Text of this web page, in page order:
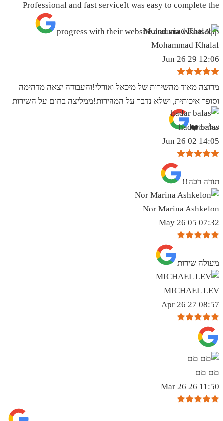
Professional and fast serviceIt was easy to complete the
progress with their website and via WhatsApp
Mohammad Khalaf
12:06 29 Jun 26
מרוצה מאוד מהשירות של מיכאל ואורלי!והעבודה יצאה מדהימה
וסופר איכותית, ושלא נדבר על המהירות!ממליצה בחום על השירות
שלהם❤️
hadar balas
14:05 02 Jun 26
תודה רבה!!
Nor Marina Ashkelon
07:32 05 May 26
מעולה שירות
MICHAEL LEV
08:57 27 Apr 26
םם םם
11:50 26 Mar 26